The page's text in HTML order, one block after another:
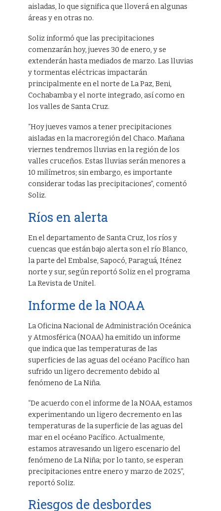
aisladas, lo que significa que lloverá en algunas
áreas y en otras no.
Soliz informó que las precipitaciones
comenzarán hoy, jueves 30 de enero, y se
extenderán hasta mediados de marzo. Las lluvias
y tormentas eléctricas impactarán
principalmente en el norte de La Paz, Beni,
Cochabamba y el norte integrado, así como en
los valles de Santa Cruz.
“Hoy jueves vamos a tener precipitaciones
aisladas en la macroregión del Chaco. Mañana
viernes tendremos lluvias en la región de los
valles cruceños. Estas lluvias serán menores a
10 milímetros; sin embargo, es importante
considerar todas las precipitaciones”, comentó
Soliz.
Ríos en alerta
En el departamento de Santa Cruz, los ríos y
cuencas que están bajo alerta son el río Blanco,
la parte del Embalse, Sapocó, Paraguá, Iténez
norte y sur, según reportó Soliz en el programa
La Revista de Unitel.
Informe de la NOAA
La Oficina Nacional de Administración Oceánica
y Atmosférica (NOAA) ha emitido un informe
que indica que las temperaturas de las
superficies de las aguas del océano Pacífico han
sufrido un ligero decremento debido al
fenómeno de La Niña.
“De acuerdo con el informe de la NOAA, estamos
experimentando un ligero decremento en las
temperaturas de la superficie de las aguas del
mar en el océano Pacífico. Actualmente,
estamos atravesando un ligero escenario del
fenómeno de La Niña; por lo tanto, se esperan
precipitaciones entre enero y marzo de 2025”,
reportó Soliz.
Riesgos de desbordes